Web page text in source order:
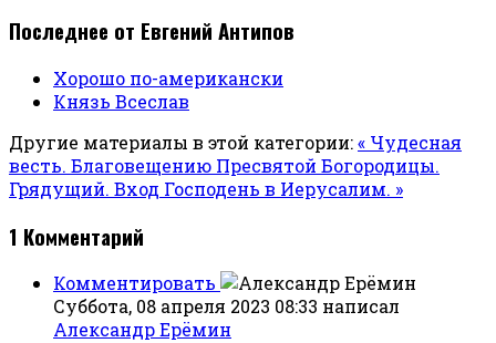
Последнее от Евгений Антипов
Хорошо по-американски
Князь Всеслав
Другие материалы в этой категории:« Чудесная
весть. Благовещению Пресвятой Богородицы.
Грядущий. Вход Господень в Иерусалим. »
1 Комментарий
Комментировать
Суббота, 08 апреля 2023 08:33 написал
Александр Ерёмин